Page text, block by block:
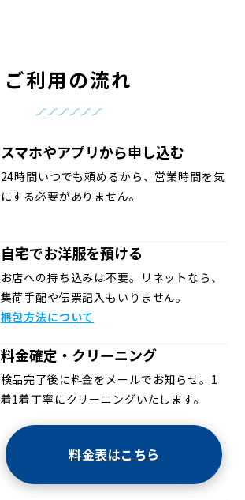
ご利用の流れ
スマホやアプリから申し込む
24時間いつでも頼めるから、営業時間を気
にする必要がありません。
自宅でお洋服を預ける
お店への持ち込みは不要。リネットなら、
集荷手配や伝票記入もいりません。
梱包方法について
料金確定・クリーニング
検品完了後に料金をメールでお知らせ。1
着1着丁寧にクリーニングいたします。
料金表はこちら